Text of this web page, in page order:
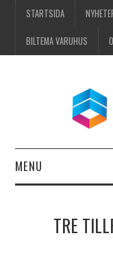
STARTSIDA
BILTEMA VARUHUS
MENU
NYHETER
TRE